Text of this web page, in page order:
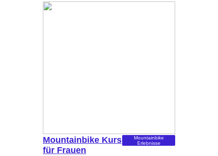
Mountainbike Kurs
für Frauen
Mountainbike
Erlebnisse